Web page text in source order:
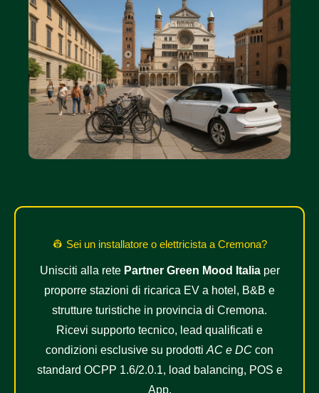
👷️ Sei un installatore o elettricista a Cremona?
Unisciti alla rete Partner Green Mood Italiaper
proporre stazioni di ricarica EV a hotel, B&B e
strutture turistiche in provincia di Cremona.
Ricevi supporto tecnico, lead qualificati e
condizioni esclusive su prodotti AC e DC con
standard OCPP 1.6/2.0.1, load balancing, POS e
App.